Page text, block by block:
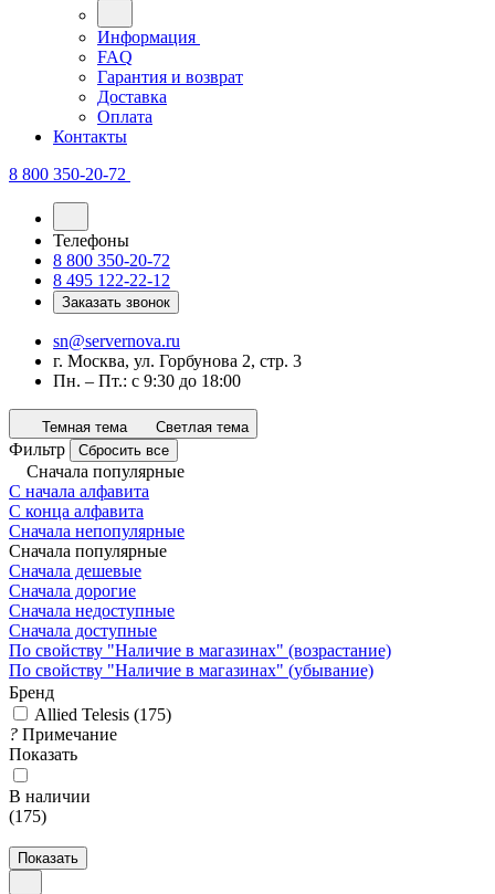
Информация
FAQ
Гарантия и возврат
Доставка
Оплата
Контакты
8 800 350-20-72
Телефоны
8 800 350-20-72
8 495 122-22-12
Заказать звонок
sn@servernova.ru
г. Москва, ул. Горбунова 2, стр. 3
Пн. – Пт.: с 9:30 до 18:00
Темная тема Светлая тема
Фильтр Сбросить все
Сначала популярные
С начала алфавита
С конца алфавита
Сначала непопулярные
Сначала популярные
Сначала дешевые
Сначала дорогие
Сначала недоступные
Сначала доступные
По свойству "Наличие в магазинах" (возрастание)
По свойству "Наличие в магазинах" (убывание)
Бренд
Allied Telesis (175)
? Примечание
Показать
В наличии
(175)
Показать